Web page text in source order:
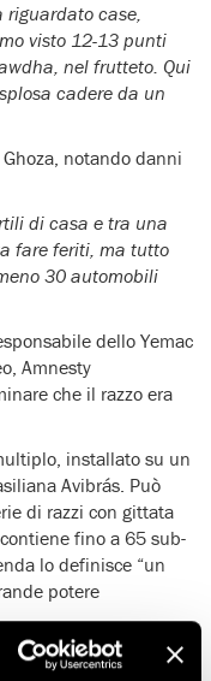
riguardato case,
visto 12-13 punti
nel frutteto. Qui
cadere da un
notando danni
di casa e tra una
fare feriti, ma tutto
30 automobili
dello Yemac
Amnesty
che il razzo era
installato su un
Avibrás. Può
di razzi con gittata
fino a 65 sub-
lo definisce “un
potere